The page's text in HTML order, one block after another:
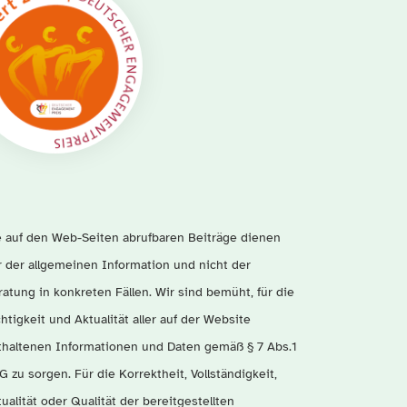
auf den Web-Seiten abrufbaren Beiträge dienen
der allgemeinen Information und nicht der
in konkreten Fällen. Wir sind bemüht, für die
und Aktualität aller auf der Website
Informationen und Daten gemäß § 7 Abs.1
zu sorgen. Für die Korrektheit, Vollständigkeit,
oder Qualität der bereitgestellten